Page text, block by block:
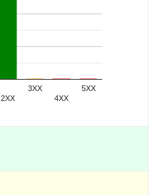
2XX
3XX
4XX
5XX